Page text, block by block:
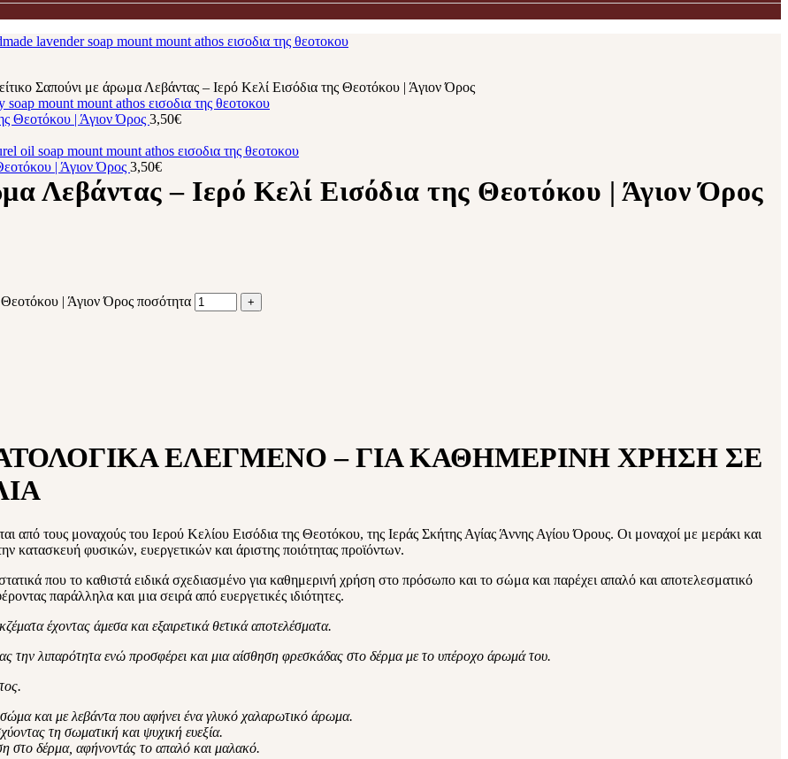
Σαπούνι με άρωμα Λεβάντας – Ιερό Κελί Εισόδια της Θεοτόκου | Άγιον Όρος
Θεοτόκου | Άγιον Όρος 3,50€
| Άγιον Όρος 3,50€
Λεβάντας – Ιερό Κελί Εισόδια της Θεοτόκου | Άγιον Όρος
Θεοτόκου | Άγιον Όρος ποσότητα
ΕΛΕΓΜΕΝΟ – ΓΙΑ ΚΑΘΗΜΕΡΙΝΗ ΧΡΗΣΗ ΣΕ
από τους μοναχούς του Ιερού Κελίου Εισόδια της Θεοτόκου, της Ιεράς Σκήτης Αγίας Άννης Αγίου Όρους. Οι μοναχοί με μεράκι και
κατασκευή φυσικών, ευεργετικών και άριστης ποιότητας προϊόντων.
που το καθιστά ειδικά σχεδιασμένο για καθημερινή χρήση στο πρόσωπο και το σώμα και παρέχει απαλό και αποτελεσματικό
παράλληλα και μια σειρά από ευεργετικές ιδιότητες.
έχοντας άμεσα και εξαιρετικά θετικά αποτελέσματα.
την λιπαρότητα ενώ προσφέρει και μια αίσθηση φρεσκάδας στο δέρμα με το υπέροχο άρωμά του.
και με λεβάντα που αφήνει ένα γλυκό χαλαρωτικό άρωμα.
τη σωματική και ψυχική ευεξία.
στο δέρμα, αφήνοντάς το απαλό και μαλακό.